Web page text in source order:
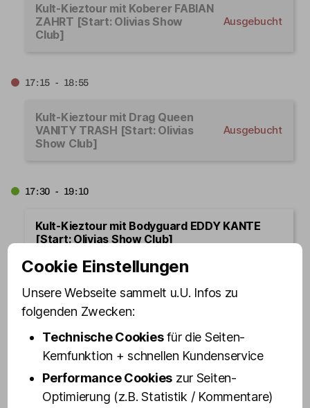
Kult-Kieztour mit Koberer FABIAN
ZAHRT [Start: Olivias Show
Club]
Ausgebucht
17:15 - 18:55
Kult-Kieztour mit Drag Queen
VANITY TRASH [Start: Olivias
Show Club]
Ausgebucht
17:30 - 19:10
Kult-Kieztour mit Bodyguard EDDY KANTE
[Start: Olivias Show Club]
17:45 - 19:25
Kult-Kieztour mit »Doc« EVA
Schmuckstr. 9]
Cookie Einstellungen
Unsere Webseite sammelt u.U. Infos zu
folgenden Zwecken:
Technische Cookiesfür die Seiten-
Kernfunktion + schnellen Kundenservice
Performance Cookies zur Seiten-
Optimierung (z.B. Statistik / Kommentare)